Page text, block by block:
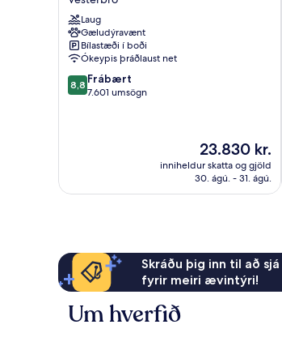
Vesterbro
Laug
Gæludýravænt
Bílastæði í boði
Ókeypis þráðlaust net
8.8
af
8,8 Frábært
7.601 umsögn
Verðið
er
23.830 kr.
23.830 kr.
inniheldur skatta og gjöld
30. ágú. - 31. ágú.
Skráðu þig inn til að
fyrir meiri ævintýri!
Um hverfið